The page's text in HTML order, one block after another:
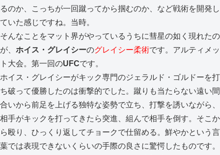
るのか、こっちが一回蹴ってから掴むのか、など戦術を開発し
ていた感じですね。当時。
そんなことをマット界がやっているうちに彗星の如く現れたの
が、 ホイス・グレイシーのグレイシー柔術です。アルティメッ
ト大会。第一回のUFCです。
ホイス・グレイシーがキック専門のジェラルド・ゴルドーを打
ち破って優勝したのは衝撃的でした。蹴りも当たらない遠い間
合いから前足を上げる独特な姿勢で立ち、打撃を誘いながら、
相手がキックを打ってきたら突進、組んで相手を倒す。そこか
ら殴り、ひっくり返してチョークで仕留める。鮮やかという言
葉では表現できないくらいの手際の良さに驚愕したものです。